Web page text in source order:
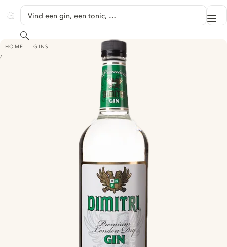
GINVENTORY
Vind een gin, een tonic, …
Zoeken
HOME GINS
DIMITRI GIN